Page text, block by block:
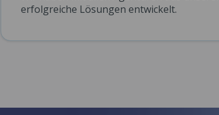
erfolgreiche Lösungen entwickelt.